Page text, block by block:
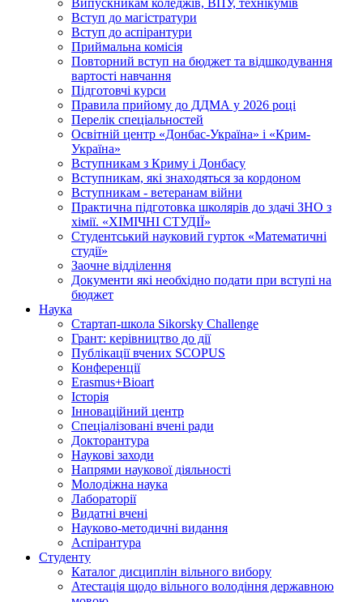
Вступ до магістратури
Вступ до аспірантури
Приймальна комісія
Повторний вступ на бюджет та відшкодування
вартості навчання
Підготовчі курси
Правила прийому до ДДМА у 2026 році
Перелік спеціальностей
Освітній центр «Донбас-Україна» і «Крим-
Україна»
Вступникам з Криму і Донбасу
Вступникам, які знаходяться за кордоном
Вступникам - ветеранам війни
Практична підготовка школярів до здачі ЗНО з
хімії. «ХІМІЧНІ СТУДІЇ»
Студентський науковий гурток «Математичні
студії»
Заочне відділення
Документи які необхідно подати при вступі на
бюджет
Наука
Стартап-школа Sikorsky Challenge
Грант: керівництво до дії
Публікації вчених SCOPUS
Конференції
Erasmus+Bioart
Історія
Інноваційний центр
Спеціалізовані вчені ради
Докторантура
Наукові заходи
Напрями наукової діяльності
Молодіжна наука
Лабораторії
Видатні вчені
Науково-методичні видання
Аспірантура
Студенту
Каталог дисциплін вільного вибору
Атестація щодо вільного володіння державною